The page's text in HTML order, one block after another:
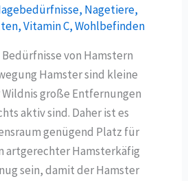
, Nagetiere,
,Vitamin C,Wohlbefinden
von Hamstern
Hamster sind kleine
große Entfernungen
aktiv sind. Daher ist es
genügend Platz für
artgerechter Hamsterkäfig
sein, damit der Hamster